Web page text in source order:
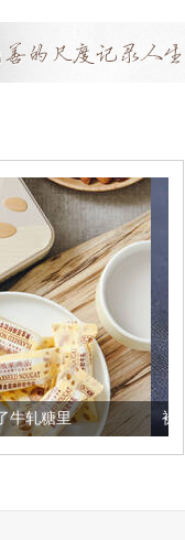
被列入佛家七宝的它到底